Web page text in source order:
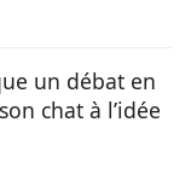
un débat en
chat à l’idée